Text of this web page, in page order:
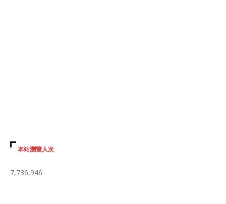
本站瀏覽人次
7,736,946